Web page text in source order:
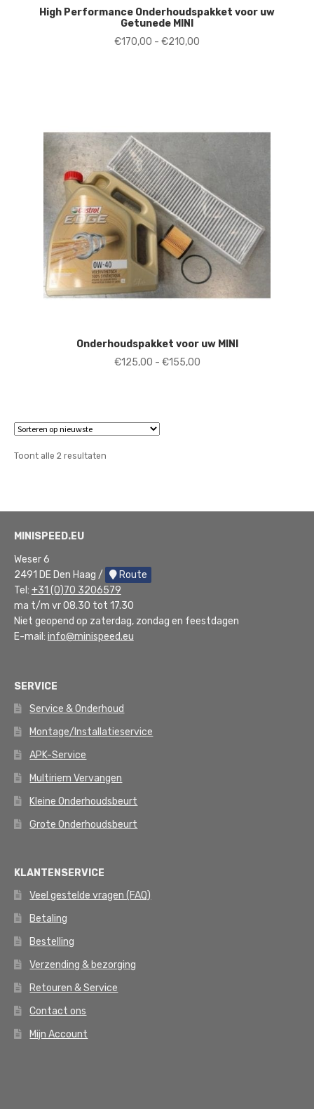
High Performance Onderhoudspakket voor uw
Getunede MINI
€170,00 - €210,00
Onderhoudspakket voor uw MINI
€125,00 - €155,00Prijsklasse:
Toont alle 2 resultatenGesorteerd
MINISPEED.EU
Weser 6
2491 DE Den Haag /
Route
Tel: +31 (0)70 3206579
ma t/m vr 08.30 tot 17.30
Niet geopend op zaterdag, zondag en feestdagen
E-mail: info@minispeed.eu
SERVICE
Service & Onderhoud
Montage/Installatieservice
APK-Service
Multiriem Vervangen
Kleine Onderhoudsbeurt
Grote Onderhoudsbeurt
KLANTENSERVICE
Veel gestelde vragen (FAQ)
Betaling
Bestelling
Verzending & bezorging
Retouren & Service
Contact ons
Mijn Account